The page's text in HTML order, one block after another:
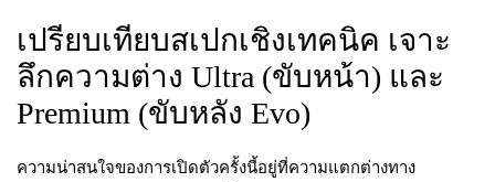
เปรียบเทียบสเปกเชิงเทคนิค เจาะ
ลึกความต่าง Ultra (ขับหน้า) และ
Premium (ขับหลัง Evo)
ความน่าสนใจของการเปิดตัวครั้งนี้อยู่ที่ความแตกต่างทาง